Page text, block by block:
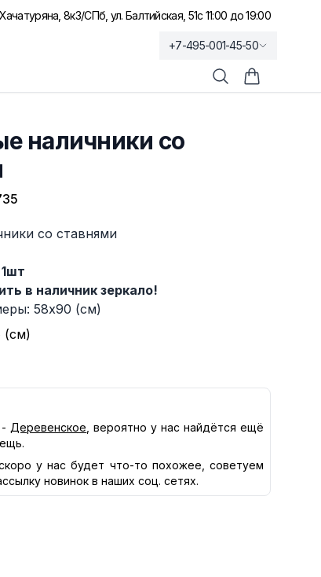
8к3/СПб, ул. Балтийская, 51с 11:00 до 19:00
+7-495-001-45-50
ПоискКорзина
наличники со
со ставнями
в наличник зеркало!
58х90 (см)
(см)
Деревенское , вероятно у нас найдётся ещё
у нас будет что-то похожее, советуем
новинок в наших соц. сетях.